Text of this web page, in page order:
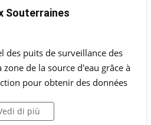
Souterraines
des puits de surveillance des
de la source d'eau grâce à
pour obtenir des données
en temps réel.
di più